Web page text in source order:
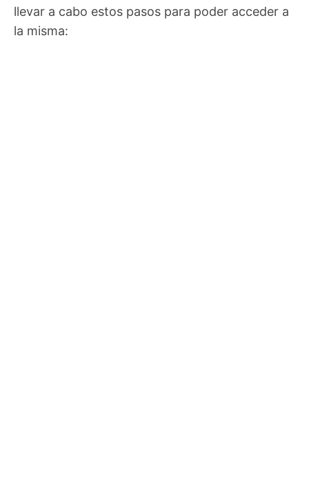
llevar a cabo estos pasos para poder acceder a
la misma: